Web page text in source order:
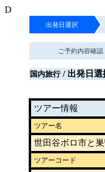
D
出発日選択
ご予約内容確認
国内旅行/ 出発日選
ツアー情報
ツアー名
世田谷ボロ市と
ツアーコード